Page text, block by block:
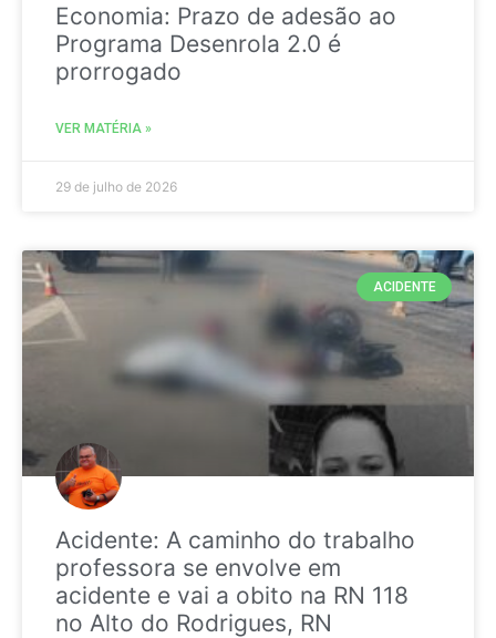
Economia: Prazo de adesão ao
Programa Desenrola 2.0 é
prorrogado
VER MATÉRIA »
29 de julho de 2026
ACIDENTE
Acidente: A caminho do trabalho
professora se envolve em
acidente e vai a obito na RN 118
no Alto do Rodrigues, RN